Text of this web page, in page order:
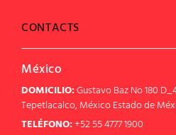
CONTACTS
México
DOMICILIO:Gustavo Baz No 180
Tepetlacalco, México Estado de
TELÉFONO:+52 55 4777 1900